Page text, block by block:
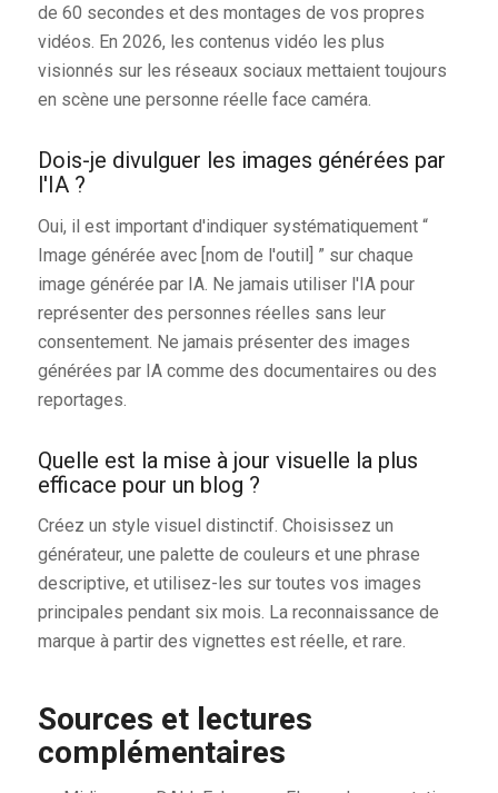
de 60 secondes et des montages de vos propres
vidéos. En 2026, les contenus vidéo les plus
visionnés sur les réseaux sociaux mettaient toujours
en scène une personne réelle face caméra.
Dois-je divulguer les images générées par
l'IA ?
Oui, il est important d'indiquer systématiquement “
Image générée avec [nom de l'outil] ” sur chaque
image générée par IA. Ne jamais utiliser l'IA pour
représenter des personnes réelles sans leur
consentement. Ne jamais présenter des images
générées par IA comme des documentaires ou des
reportages.
Quelle est la mise à jour visuelle la plus
efficace pour un blog ?
Créez un style visuel distinctif. Choisissez un
générateur, une palette de couleurs et une phrase
descriptive, et utilisez-les sur toutes vos images
principales pendant six mois. La reconnaissance de
marque à partir des vignettes est réelle, et rare.
Sources et lectures
complémentaires